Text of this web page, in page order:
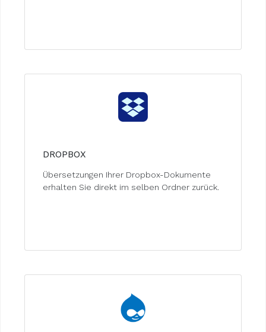
DROPBOX
Übersetzungen Ihrer Dropbox-Dokumente
erhalten Sie direkt im selben Ordner zurück.